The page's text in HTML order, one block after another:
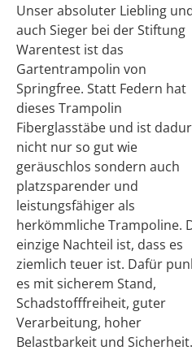
Unser absoluter Liebling
auch Sieger bei der Stiftung
Warentest ist das
Gartentrampolin von
Springfree. Statt Federn hat
dieses Trampolin
Fiberglasstäbe und ist
nicht nur so gut wie
geräuschlos sondern auch
platzsparender und
leistungsfähiger als
herkömmliche Trampoline.
einzige Nachteil ist, dass es
ziemlich teuer ist. Dafür
es mit sicherem Stand,
Schadstofffreiheit, guter
Verarbeitung, hoher
Belastbarkeit und Sicherheit.